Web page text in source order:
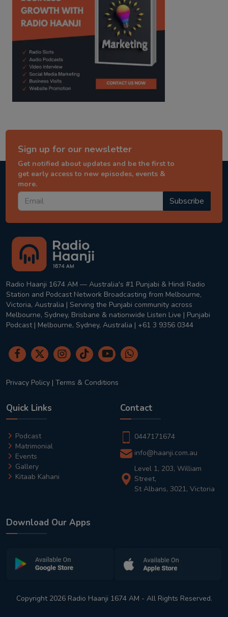
Sign up for our newsletter
Get notified about updates and be the first to
get early access to new episodes, events &
more.
Subscribe
Radio Haanji 1674 AM — Australia's #1 Punjabi & Hindi Radio
Station and Podcast Network Broadcasting from Melbourne,
Victoria, Australia | Serving the Punjabi community across
Melbourne, Sydney, Brisbane & nationwide Listen Live | Punjabi
Podcast | Melbourne, Sydney, Australia | +61 3 9356 0344
Privacy Policy | Terms & Conditions
Quick Links
Podcast
Matrimonial
Events
Gallery
Kitaab Kahani
Contact
0447171674
info@haanji.com.au
Level 1, 203, William
Street,
St Albans, 3021, Victoria
Download Our Apps
Copyright 2026 Radio Haanji 1674 AM - All Rights Reserved.